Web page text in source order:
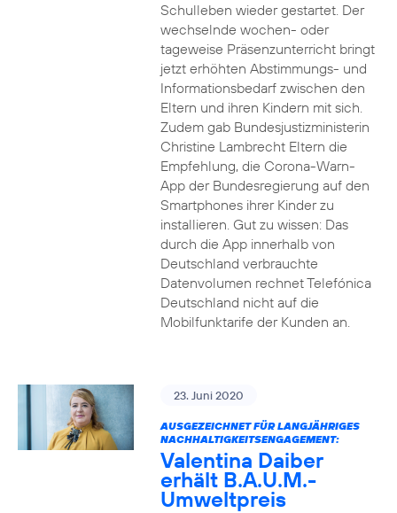
Schulleben wieder gestartet. Der
wechselnde wochen- oder
tageweise Präsenzunterricht bringt
jetzt erhöhten Abstimmungs- und
Informationsbedarf zwischen den
Eltern und ihren Kindern mit sich.
Zudem gab Bundesjustizministerin
Christine Lambrecht Eltern die
Empfehlung, die Corona-Warn-
App der Bundesregierung auf den
Smartphones ihrer Kinder zu
installieren. Gut zu wissen: Das
durch die App innerhalb von
Deutschland verbrauchte
Datenvolumen rechnet Telefónica
Deutschland nicht auf die
Mobilfunktarife der Kunden an.
23. Juni 2020
AUSGEZEICHNET FÜR LANGJÄHRIGES
NACHHALTIGKEITSENGAGEMENT:
Valentina Daiber
erhält B.A.U.M.-
Umweltpreis